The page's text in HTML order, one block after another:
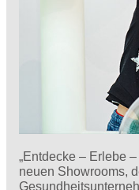
„Entdecke – Erlebe
neuen Showrooms,